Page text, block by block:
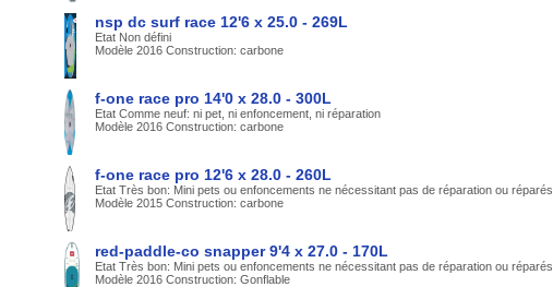
nsp dc surf race 12'6 x 25.0 - 269L
Etat Non défini
Modèle 2016 Construction: carbone
f-one race pro 14'0 x 28.0 - 300L
Etat Comme neuf: ni pet, ni enfoncement, ni réparation
Modèle 2016 Construction: carbone
f-one race pro 12'6 x 28.0 - 260L
Etat Très bon: Mini pets ou enfoncements ne nécessitant pas de réparation ou réparés
Modèle 2015 Construction: carbone
red-paddle-co snapper 9'4 x 27.0 - 170L
Etat Très bon: Mini pets ou enfoncements ne nécessitant pas de réparation ou réparés
Modèle 2016 Construction: Gonflable